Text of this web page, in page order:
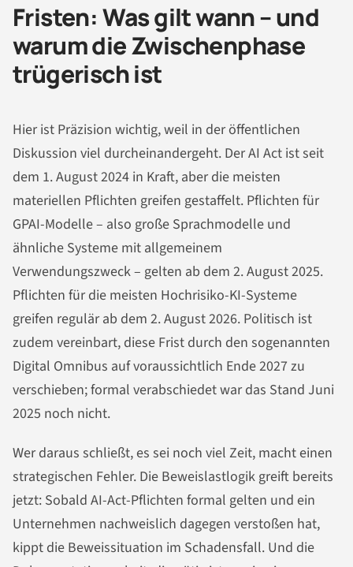
Fristen: Was gilt wann – und
warum die Zwischenphase
trügerisch ist
Hier ist Präzision wichtig, weil in der öffentlichen
Diskussion viel durcheinandergeht. Der AI Act ist seit
dem 1. August 2024 in Kraft, aber die meisten
materiellen Pflichten greifen gestaffelt. Pflichten für
GPAI-Modelle – also große Sprachmodelle und
ähnliche Systeme mit allgemeinem
Verwendungszweck – gelten ab dem 2. August 2025.
Pflichten für die meisten Hochrisiko-KI-Systeme
greifen regulär ab dem 2. August 2026. Politisch ist
zudem vereinbart, diese Frist durch den sogenannten
Digital Omnibus auf voraussichtlich Ende 2027 zu
verschieben; formal verabschiedet war das Stand Juni
2025 noch nicht.
Wer daraus schließt, es sei noch viel Zeit, macht einen
strategischen Fehler. Die Beweislastlogik greift bereits
jetzt: Sobald AI-Act-Pflichten formal gelten und ein
Unternehmen nachweislich dagegen verstoßen hat,
kippt die Beweissituation im Schadensfall. Und die